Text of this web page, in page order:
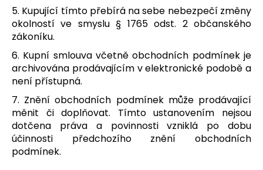
5. Kupující tímto přebírá na sebe nebezpečí změny
okolností ve smyslu § 1765 odst. 2 občanského
zákoníku.
6. Kupní smlouva včetně obchodních podmínek je
archivována prodávajícím v elektronické podobě a
není přístupná.
7. Znění obchodních podmínek může prodávající
měnit či doplňovat. Tímto ustanovením nejsou
dotčena práva a povinnosti vzniklá po dobu
účinnosti předchozího znění obchodních
podmínek.